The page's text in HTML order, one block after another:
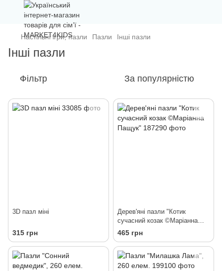
Настільні ігри, пазли Пазли Інші пазли
Інші пазли
Фільтр За популярністю
3D пазл міні
315 грн
Дерев'яні пазли "Котик
сучасний козак ©Маріанна
Пащук"
465 грн